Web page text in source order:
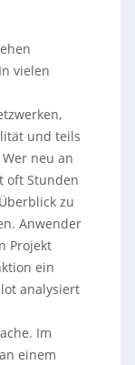
vielen
und teils
neu an
oft Stunden
zu
Anwender
Projekt
ein
analysiert
Im
einem